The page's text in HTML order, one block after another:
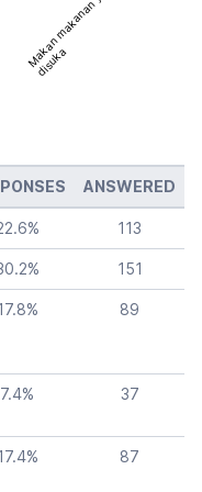
Makan makanan yang
disuka
ANSWERED
% 113
% 151
% 89
7.4% 37
% 87